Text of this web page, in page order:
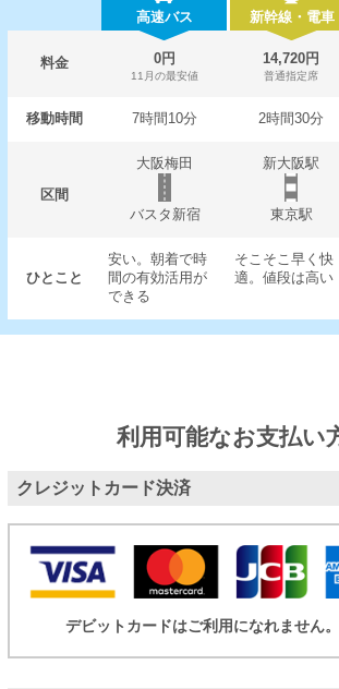
高速バス 新幹線・電車
料金 0円
11月の最安値
14,720円
普通指定席
移動時間 7時間10分 2時間30分
区間
大阪梅田 新大阪駅
バスタ新宿 東京駅
ひとこと
安い。朝着で時
間の有効活用が
できる
そこそこ早く快
適。値段は高い
利用可能なお支払い
クレジットカード決済
デビットカードはご利用になれません。